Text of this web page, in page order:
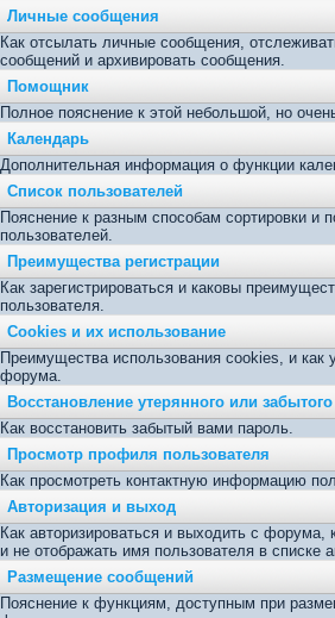
Личные сообщения
Как отсылать личные сообщения,
сообщений и архивировать сообщения.
Помощник
Полное пояснение к этой небольшой, но
Календарь
Дополнительная информация о функции
Список пользователей
Пояснение к разным способам сортировки и
пользователей.
Преимущества регистрации
Как зарегистрироваться и каковы
пользователя.
Cookies и их использование
Преимущества использования cookies, и как
форума.
Восстановление утерянного или
Как восстановить забытый вами пароль.
Просмотр профиля пользователя
Как просмотреть контактную информацию
Авторизация и выход
Как авторизироваться и выходить с форума,
и не отображать имя пользователя в списке
Размещение сообщений
Пояснение к функциям, доступным при